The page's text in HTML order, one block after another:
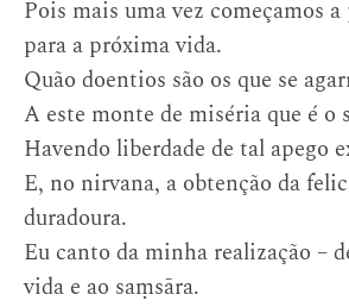
Pois mais uma vez começamos
para a próxima vida.
Quão doentios são os que se
A este monte de miséria que é o
Havendo liberdade de tal apego
E, no nirvana, a obtenção da
duradoura.
Eu canto da minha realização –
vida e ao saṃsāra.